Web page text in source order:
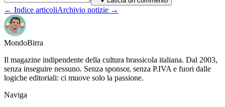
← Indice articoliArchivio notizie →
MondoBirra
Il magazine indipendente della cultura brassicola italiana. Dal 2003,
senza inseguire nessuno. Senza sponsor, senza P.IVA e fuori dalle
logiche editoriali: ci muove solo la passione.
Naviga